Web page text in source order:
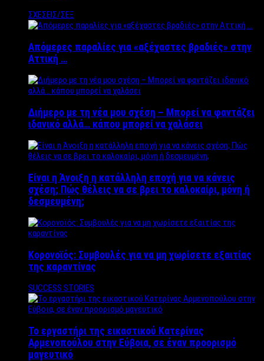
ΣΧΕΣΕΙΣ/ΣΕΞ
Απόμερες παραλίες για «αξέχαστες βραδιές» στην
Αττική …
Διήμερο με τη νέα μου σχέση – Μπορεί να φαντάζει
ιδανικό αλλά… κάπου μπορεί να χαλάσει
Είναι η Άνοιξη η κατάλληλη εποχή για να κάνεις
σχέση; Πώς θέλεις να σε βρει το καλοκαίρι, μόνη ή
δεσμευμένη;
Κορονοϊός: Συμβουλές για να μη χωρίσετε εξαιτίας
της καραντίνας
SUCCESS STORIES
Το εργαστήρι της εικαστικού Κατερίνας
Αρμενοπούλου στην Εύβοια, σε έναν προορισμό
μαγευτικό